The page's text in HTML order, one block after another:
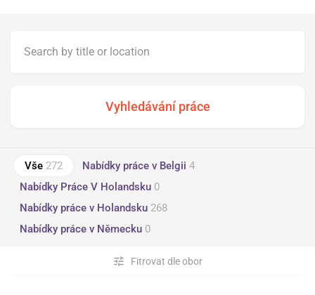
Vše 272 Nabídky práce v Belgii 4
Nabídky Práce V Holandsku 0
Nabídky práce v Holandsku 268
Nabídky práce v Německu 0
Fitrovat dle obor
tune